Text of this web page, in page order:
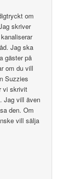
om
skriver
Jag ska
gäster på
om du vill
Suzzies
vi skrivit
Jag vill även
den. Om
vill sälja